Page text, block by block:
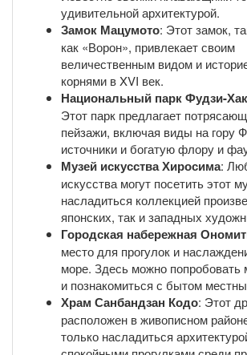
удивительной архитектурой.
Замок Мацумото: Этот замок,
как «Ворон», привлекает своим
величественным видом и
корнями в XVI век.
Национальный парк Фудзи-
Этот парк предлагает
пейзажи, включая виды на гору
источники и богатую флору и
Музей искусства Хиросима:
искусства могут посетить этот
насладиться коллекцией
японских, так и западных
Городская набережная
место для прогулок и
море. Здесь можно попробовать
и познакомиться с бытом
Храм Санбандзан Кодо: Этот
расположен в живописном
только насладиться